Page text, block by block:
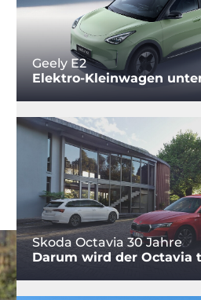
Geely E2
Elektro-Kleinwagen
Skoda Octavia 30 Jahre
Darum wird der Octavia